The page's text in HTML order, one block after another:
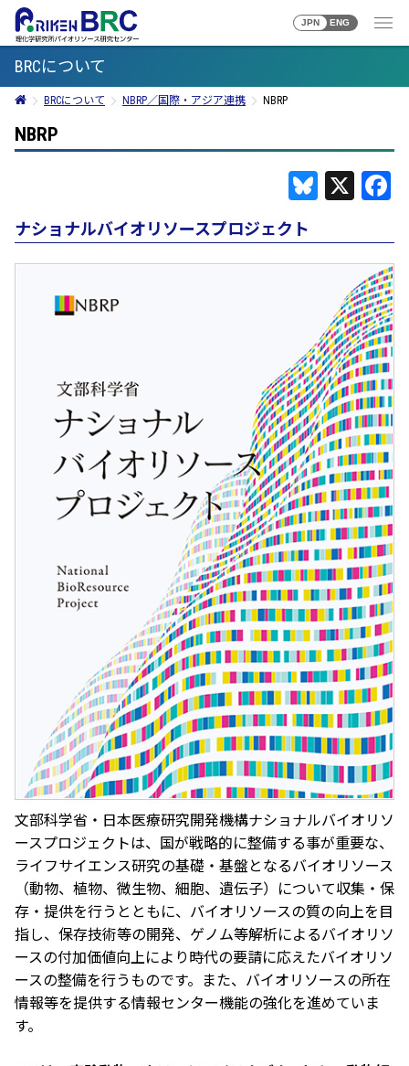
JPN ENG
BRCについて
BRCについて NBRP／国際・アジア連携 NBRP
NBRP
Bluesky
X
ナショナルバイオリソースプロジェクト
文部科学省・日本医療研究開発機構ナショナルバイオリソ
ースプロジェクトは、国が戦略的に整備する事が重要な、
ライフサイエンス研究の基礎・基盤となるバイオリソース
（動物、植物、微生物、細胞、遺伝子）について収集・保
存・提供を行うとともに、バイオリソースの質の向上を目
指し、保存技術等の開発、ゲノム等解析によるバイオリソ
ースの付加価値向上により時代の要請に応えたバイオリソ
ースの整備を行うものです。また、バイオリソースの所在
情報等を提供する情報センター機能の強化を進めていま
す。